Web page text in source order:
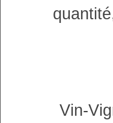
Vin-